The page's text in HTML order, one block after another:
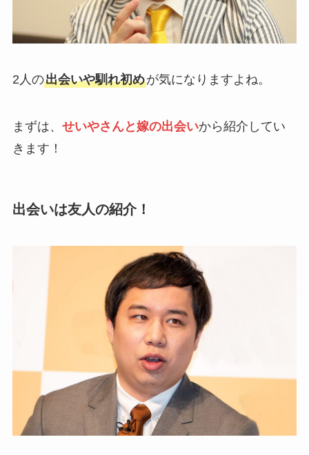
2人の出会いや馴れ初めが気になりますよね。
まずは、 せいやさんと嫁の出会いから紹介してい
きます！
出会いは友人の紹介！